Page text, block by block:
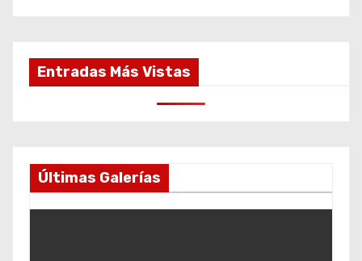
Entradas Más Vistas
Últimas Galerías